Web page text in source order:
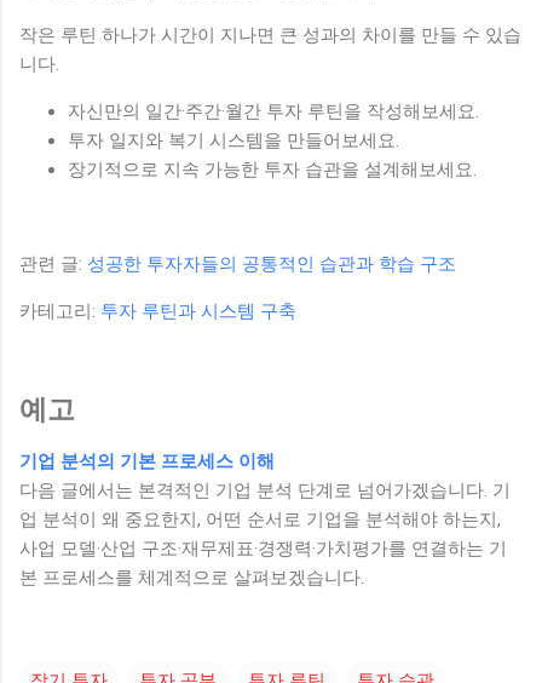
작은 루틴 하나가 시간이 지나면 큰 성과의 차이를 만들 수 있습
니다.
자신만의 일간·주간·월간 투자 루틴을 작성해보세요.
투자 일지와 복기 시스템을 만들어보세요.
장기적으로 지속 가능한 투자 습관을 설계해보세요.
관련 글: 성공한 투자자들의 공통적인 습관과 학습 구조
카테고리: 투자 루틴과 시스템 구축
예고
기업 분석의 기본 프로세스 이해
다음 글에서는 본격적인 기업 분석 단계로 넘어가겠습니다. 기
업 분석이 왜 중요한지, 어떤 순서로 기업을 분석해야 하는지,
사업 모델·산업 구조·재무제표·경쟁력·가치평가를 연결하는 기
본 프로세스를 체계적으로 살펴보겠습니다.